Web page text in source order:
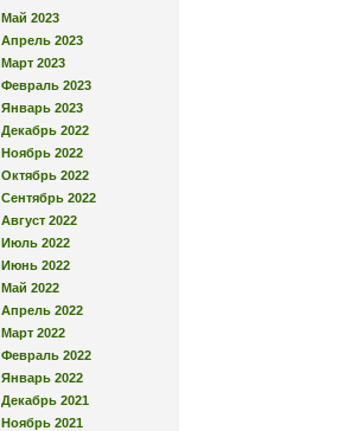
Май 2023
Апрель 2023
Март 2023
Февраль 2023
Январь 2023
Декабрь 2022
Ноябрь 2022
Октябрь 2022
Сентябрь 2022
Август 2022
Июль 2022
Июнь 2022
Май 2022
Апрель 2022
Март 2022
Февраль 2022
Январь 2022
Декабрь 2021
Ноябрь 2021